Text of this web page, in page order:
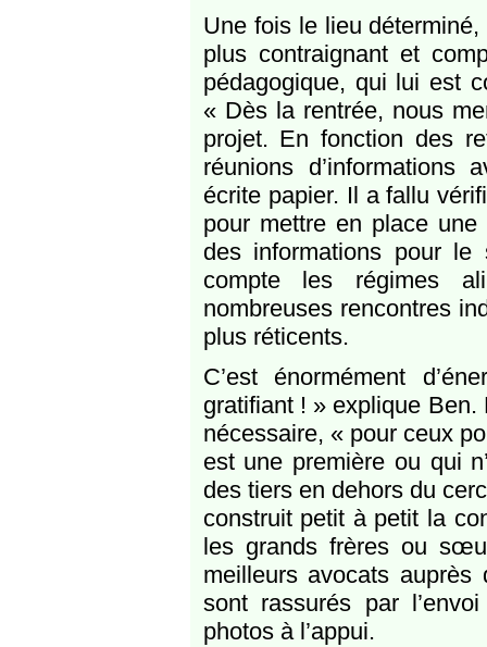
Une fois le lieu
plus contraignant et
pédagogique, qui lui est
« Dès la rentrée, nous
projet. En fonction des
réunions d’informations
écrite papier. Il a fallu
pour mettre en place
des informations pour
compte les régimes
nombreuses rencontres
plus réticents.
C’est énormément
gratifiant ! » explique
nécessaire, « pour ceux
est une première ou qui
des tiers en dehors du
construit petit à petit la
les grands frères ou
meilleurs avocats
sont rassurés par
photos à l’appui.